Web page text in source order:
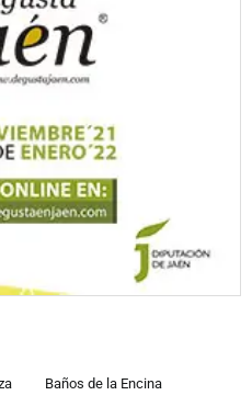
Baños de la Encina